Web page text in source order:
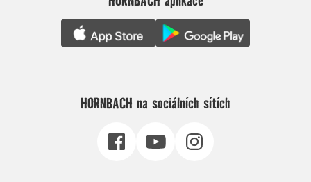
HORNBACH na sociálních sítích